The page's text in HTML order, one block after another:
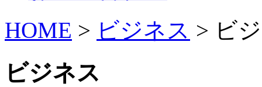
HOME > ビジネス > ビ
ビジネス